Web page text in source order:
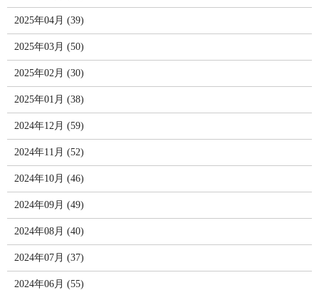
2025年04月 (39)
2025年03月 (50)
2025年02月 (30)
2025年01月 (38)
2024年12月 (59)
2024年11月 (52)
2024年10月 (46)
2024年09月 (49)
2024年08月 (40)
2024年07月 (37)
2024年06月 (55)